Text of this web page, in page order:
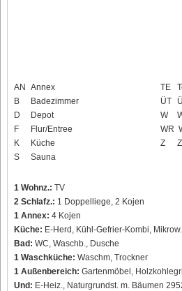
AN Annex
B
Badezimmer
D
Depot
F
Flur/Entree
K
Küche
S
Sauna
TE
ÜT
W
WR
Z
1 Wohnz.: TV
2 Schlafz.: 1 Doppelliege, 2 Kojen
1 Annex: 4 Kojen
Küche: E-Herd, Kühl-Gefrier-Kombi,
Bad: WC, Waschb., Dusche
1 Waschküche: Waschm, Trockner
1 Außenbereich: Gartenmöbel,
Und: E-Heiz., Naturgrundst. m. Bäumen